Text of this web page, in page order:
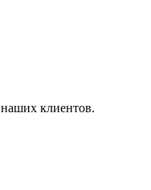
клиентов.